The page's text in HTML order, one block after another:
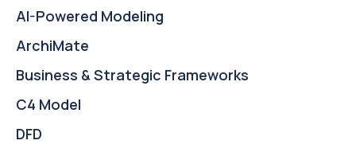
AI-Powered Modeling
ArchiMate
Business & Strategic Frameworks
C4 Model
DFD